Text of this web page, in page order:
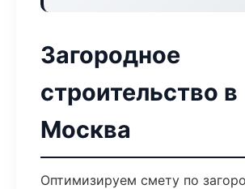
Загородное
строительство в
Москва
Оптимизируем смету по